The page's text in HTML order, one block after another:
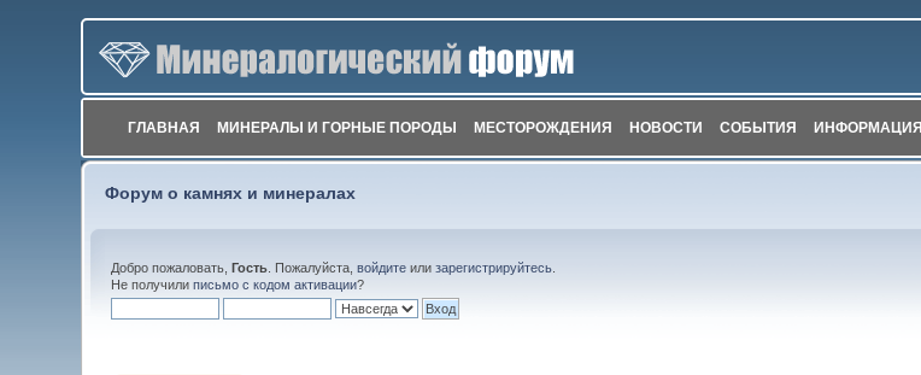
ГЛАВНАЯ МИНЕРАЛЫ И ГОРНЫЕ ПОРОДЫ МЕСТОРОЖДЕНИЯ НОВОСТИ СОБЫТИЯ ИНФОРМАЦИЯ
Форум о камнях и минералах
Добро пожаловать,Гость . Пожалуйста,войдите илизарегистрируйтесь
Не получилиписьмо с кодом активации?